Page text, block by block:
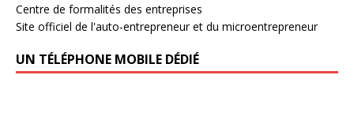
Centre de formalités des entreprises
Site officiel de l'auto-entrepreneur et du microentrepreneur
UN TÉLÉPHONE MOBILE DÉDIÉ